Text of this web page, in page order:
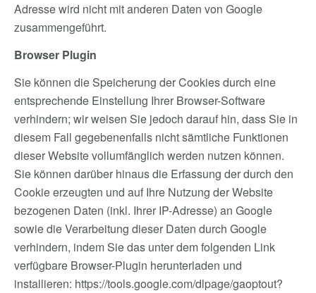
Adresse wird nicht mit anderen Daten von Google
zusammengeführt.
Browser Plugin
Sie können die Speicherung der Cookies durch eine
entsprechende Einstellung Ihrer Browser-Software
verhindern; wir weisen Sie jedoch darauf hin, dass Sie in
diesem Fall gegebenenfalls nicht sämtliche Funktionen
dieser Website vollumfänglich werden nutzen können.
Sie können darüber hinaus die Erfassung der durch den
Cookie erzeugten und auf Ihre Nutzung der Website
bezogenen Daten (inkl. Ihrer IP-Adresse) an Google
sowie die Verarbeitung dieser Daten durch Google
verhindern, indem Sie das unter dem folgenden Link
verfügbare Browser-Plugin herunterladen und
installieren: https://tools.google.com/dlpage/gaoptout?